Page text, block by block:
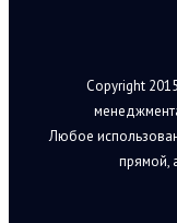
Copyright
Любое
прямой,